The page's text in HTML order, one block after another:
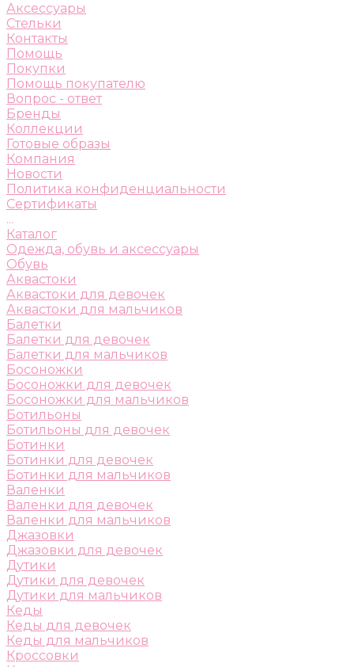
Аксессуары
Стельки
Контакты
Помощь
Покупки
Помощь покупателю
Вопрос - ответ
Бренды
Коллекции
Готовые образы
Компания
Новости
Политика конфиденциальности
Сертификаты
...
Каталог
Одежда, обувь и аксессуары
Обувь
Аквастоки
Аквастоки для девочек
Аквастоки для мальчиков
Балетки
Балетки для девочек
Балетки для мальчиков
Босоножки
Босоножки для девочек
Босоножки для мальчиков
Ботильоны
Ботильоны для девочек
Ботинки
Ботинки для девочек
Ботинки для мальчиков
Валенки
Валенки для девочек
Валенки для мальчиков
Джазовки
Джазовки для девочек
Дутики
Дутики для девочек
Дутики для мальчиков
Кеды
Кеды для девочек
Кеды для мальчиков
Кроссовки